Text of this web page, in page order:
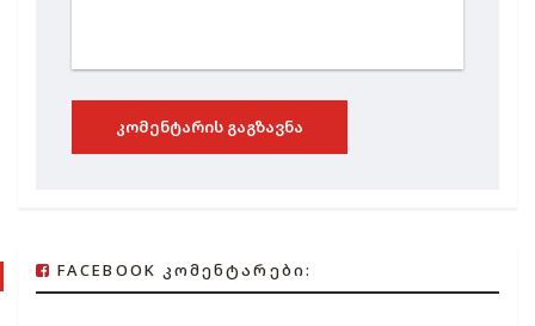
ᲙᲝᲛᲔᲜᲢᲐᲠᲘᲡ ᲒᲐᲒᲖᲐᲕᲜᲐ
FACEBOOK ᲙᲝᲛᲔᲜᲢᲐᲠᲔᲑᲘ: